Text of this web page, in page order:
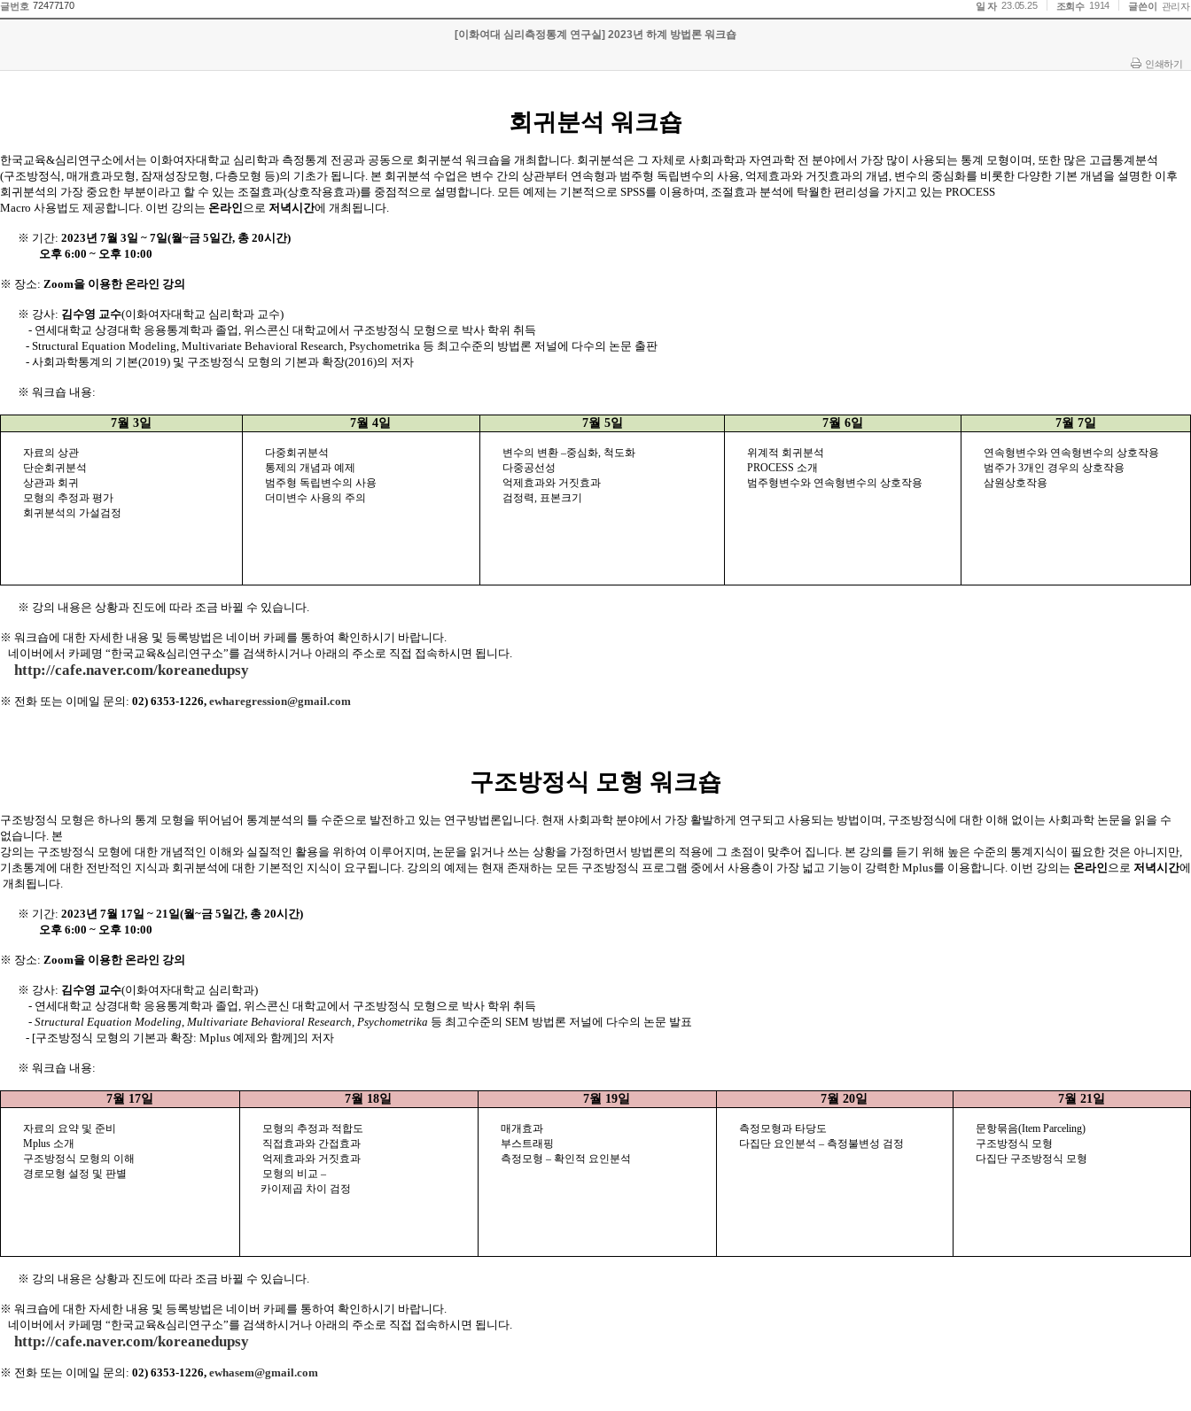
글번호 72477170 일 자 23.05.25 조회수 1914 글쓴이 관리자
[이화여대 심리측정통계 연구실] 2023년 하계 방법론 워크숍
인쇄하기
회귀분석 워크숍
한국교육&심리연구소에서는 이화여자대학교 심리학과 측정통계 전공과 공동으로 회귀분석 워크숍을 개최합니다. 회귀분석은 그 자체로 사회과학과 자연과학 전 분야에서 가장 많이 사용되는 통계 모형이며, 또한 많은 고급통계분석
(구조방정식, 매개효과모형, 잠재성장모형, 다층모형 등)의 기초가 됩니다. 본 회귀분석 수업은 변수 간의 상관부터 연속형과 범주형 독립변수의 사용, 억제효과와 거짓효과의 개념, 변수의 중심화를 비롯한 다양한 기본 개념을 설명한 이후
회귀분석의 가장 중요한 부분이라고 할 수 있는 조절효과(상호작용효과)를 중점적으로 설명합니다. 모든 예제는 기본적으로 SPSS를 이용하며, 조절효과 분석에 탁월한 편리성을 가지고 있는 PROCESS
Macro 사용법도 제공합니다. 이번 강의는 온라인으로 저녁시간에 개최됩니다.
※ 기간: 2023년 7월 3일 ~ 7일(월~금 5일간, 총 20시간)
오후 6:00 ~ 오후 10:00
※ 장소: Zoom을 이용한 온라인 강의
※ 강사: 김수영 교수(이화여자대학교 심리학과 교수)
- 연세대학교 상경대학 응용통계학과 졸업, 위스콘신 대학교에서 구조방정식 모형으로 박사 학위 취득
- Structural Equation Modeling, Multivariate Behavioral Research, Psychometrika 등 최고수준의 방법론 저널에 다수의 논문 출판
- 사회과학통계의 기본(2019) 및 구조방정식 모형의 기본과 확장(2016)의 저자
※ 워크숍 내용:
7월 3일 7월 4일 7월 5일 7월 6일 7월 7일
자료의 상관
단순회귀분석
상관과 회귀
모형의 추정과 평가
회귀분석의 가설검정
다중회귀분석
통제의 개념과 예제
범주형 독립변수의 사용
더미변수 사용의 주의
변수의 변환 –중심화, 척도화
다중공선성
억제효과와 거짓효과
검정력, 표본크기
위계적 회귀분석
PROCESS 소개
범주형변수와 연속형변수의 상호작용
연속형변수와 연속형변수의 상호작용
범주가 3개인 경우의 상호작용
삼원상호작용
※ 강의 내용은 상황과 진도에 따라 조금 바뀔 수 있습니다.
※ 워크숍에 대한 자세한 내용 및 등록방법은 네이버 카페를 통하여 확인하시기 바랍니다.
네이버에서 카페명 “한국교육&심리연구소”를 검색하시거나 아래의 주소로 직접 접속하시면 됩니다.
http://cafe.naver.com/koreanedupsy
※ 전화 또는 이메일 문의 : 02) 6353-1226, ewharegression@gmail.com
구조방정식 모형 워크숍
구조방정식 모형은 하나의 통계 모형을 뛰어넘어 통계분석의 틀 수준으로 발전하고 있는 연구방법론입니다. 현재 사회과학 분야에서 가장 활발하게 연구되고 사용되는 방법이며, 구조방정식에 대한 이해 없이는 사회과학 논문을 읽을 수
없습니다. 본
강의는 구조방정식 모형에 대한 개념적인 이해와 실질적인 활용을 위하여 이루어지며, 논문을 읽거나 쓰는 상황을 가정하면서 방법론의 적용에 그 초점이 맞추어 집니다. 본 강의를 듣기 위해 높은 수준의 통계지식이 필요한 것은 아니지만,
기초통계에 대한 전반적인 지식과 회귀분석에 대한 기본적인 지식이 요구됩니다. 강의의 예제는 현재 존재하는 모든 구조방정식 프로그램 중에서 사용층이 가장 넓고 기능이 강력한 Mplus를 이용합니다. 이번 강의는 온라인으로 저녁시간에
개최됩니다.
※ 기간: 2023년 7월 17일 ~ 21일(월~금 5일간, 총 20시간)
오후 6:00 ~ 오후 10:00
※ 장소: Zoom을 이용한 온라인 강의
※ 강사: 김수영 교수(이화여자대학교 심리학과)
- 연세대학교 상경대학 응용통계학과 졸업, 위스콘신 대학교에서 구조방정식 모형으로 박사 학위 취득
- Structural Equation Modeling, Multivariate Behavioral Research, Psychometrika 등 최고수준의 SEM 방법론 저널에 다수의 논문 발표
- [구조방정식 모형의 기본과 확장: Mplus 예제와 함께]의 저자
※ 워크숍 내용:
7월 17일 7월 18일 7월 19일 7월 20일 7월 21일
자료의 요약 및 준비
Mplus 소개
구조방정식 모형의 이해
경로모형 설정 및 판별
모형의 추정과 적합도
직접효과와 간접효과
억제효과와 거짓효과
모형의 비교 –
카이제곱 차이 검정
매개효과
부스트래핑
측정모형 – 확인적 요인분석
측정모형과 타당도
다집단 요인분석 – 측정불변성 검정
문항묶음(Item Parceling)
구조방정식 모형
다집단 구조방정식 모형
※ 강의 내용은 상황과 진도에 따라 조금 바뀔 수 있습니다.
※ 워크숍에 대한 자세한 내용 및 등록방법은 네이버 카페를 통하여 확인하시기 바랍니다.
네이버에서 카페명 “한국교육&심리연구소”를 검색하시거나 아래의 주소로 직접 접속하시면 됩니다.
http://cafe.naver.com/koreanedupsy
※ 전화 또는 이메일 문의 : 02) 6353-1226, ewhasem@gmail.com